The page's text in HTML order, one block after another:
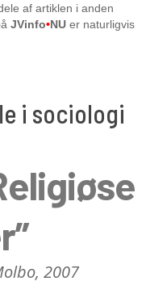
af artiklen i anden
JVinfo•NUer naturligvis
i sociologi
2007